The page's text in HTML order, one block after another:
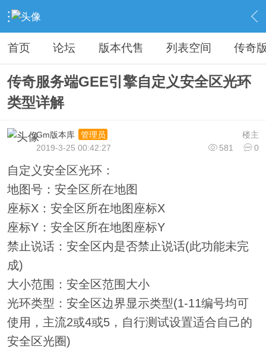
› 教程广告专区 › 视屏教程学习 › 内容
首页 论坛 版本代售 列表空间 传奇
传奇服务端GEE引擎自定义安全区光环
类型详解
楼主
Gm版本库
管理员
581
0
2019-3-25 00:42:27
自定义安全区光环：
地图号：安全区所在地图
座标X：安全区所在地图座标X
座标Y：安全区所在地图座标Y
禁止说话：安全区内是否禁止说话(此功能未完
成)
大小范围：安全区范围大小
光环类型：安全区边界显示类型(1-11编号均可
使用，主流2或4或5，自行测试设置适合自己的
安全区光圈)